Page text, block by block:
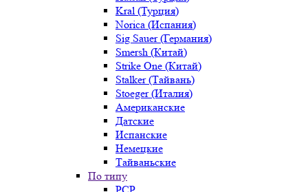
Kral (Турция)
Norica (Испания)
Sig Sauer (Германия)
Smersh (Китай)
Strike One (Китай)
Stalker (Тайвань)
Stoeger (Италия)
Американские
Датские
Испанские
Немецкие
Тайваньские
По типу